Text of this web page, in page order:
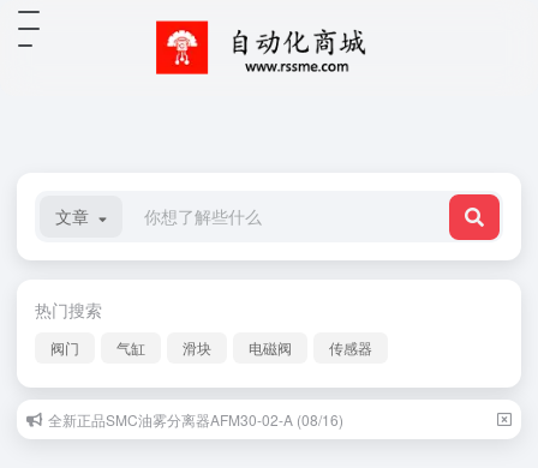
文章
热门搜索
阀门 气缸 滑块 电磁阀 传感器
全新正品SMC油雾分离器AFM30-02-A (08/16)